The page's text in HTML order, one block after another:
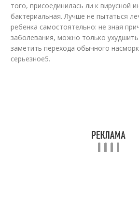
того, присоединилась ли к вирусной
бактериальная. Лучше не пытаться
ребенка самостоятельно: не зная
заболевания, можно только
заметить перехода обычного
серьезное5.